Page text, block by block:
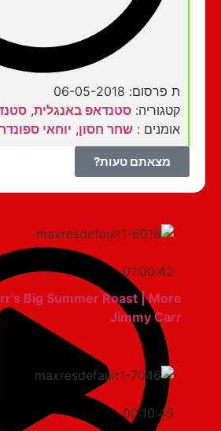
ת פרסום: 06-05-2018
קטגוריה:סטנדאפ באנגלית, סטנדאפ
אומנים :שחר חסון,יוחאי ספונדר
מצאתם טעות?
01:00:42
Carr's Big Summer Roast | More
Jimmy Carr
00:10:45